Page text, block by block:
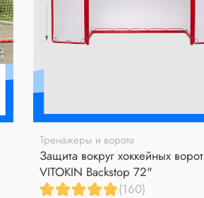
Тренажеры и ворота
Защита вокруг хоккейных ворот
VITOKIN Backstop 72"
(160)